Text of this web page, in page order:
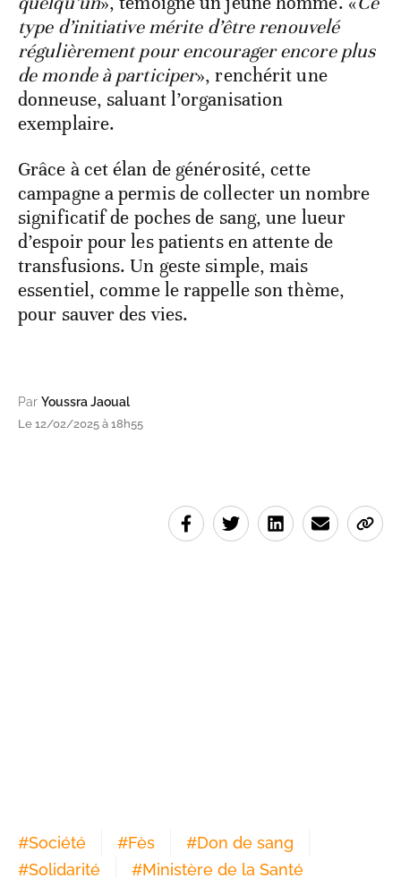
type d’initiative mérite d’être renouvelé
régulièrement pour encourager encore plus
de monde à participer», renchérit une
donneuse, saluant l’organisation
exemplaire.
Grâce à cet élan de générosité, cette
campagne a permis de collecter un nombre
significatif de poches de sang, une lueur
d’espoir pour les patients en attente de
transfusions. Un geste simple, mais
essentiel, comme le rappelle son thème,
pour sauver des vies.
Par Youssra Jaoual
Le 12/02/2025 à 18h55
#Société #Fès #Don de sang
#Solidarité #Ministère de la Santé